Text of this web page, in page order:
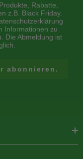
Rabatte,
z.B. Black Friday.
Informationen zu
Die Abmeldung ist
abonnieren.